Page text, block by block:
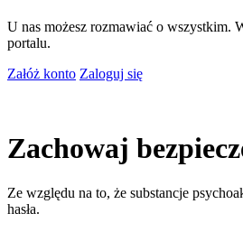
U nas możesz rozmawiać o wszystkim.
portalu.
Załóż konto Zaloguj się
Zachowaj
Ze względu na to, że substancje
hasła.